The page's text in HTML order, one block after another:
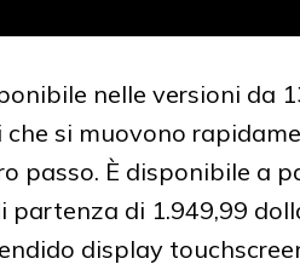
nelle versioni da
si muovono
passo. È disponibile a
partenza di 1.949,99
display